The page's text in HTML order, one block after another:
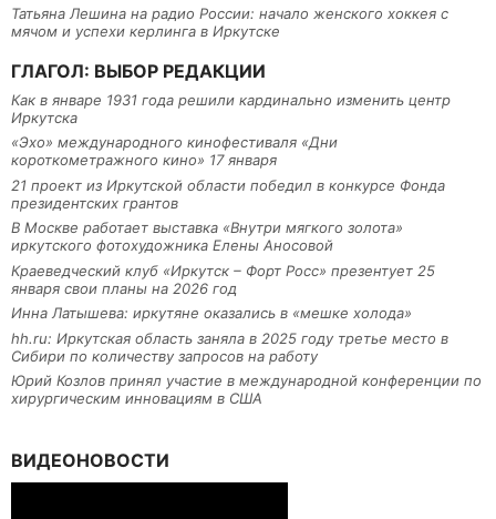
Татьяна Лешина на радио России: начало женского хоккея с
мячом и успехи керлинга в Иркутске
ГЛАГОЛ: ВЫБОР РЕДАКЦИИ
Как в январе 1931 года решили кардинально изменить центр
Иркутска
«Эхо» международного кинофестиваля «Дни
короткометражного кино» 17 января
21 проект из Иркутской области победил в конкурсе Фонда
президентских грантов
В Москве работает выставка «Внутри мягкого золота»
иркутского фотохудожника Елены Аносовой
Краеведческий клуб «Иркутск – Форт Росс» презентует 25
января свои планы на 2026 год
Инна Латышева: иркутяне оказались в «мешке холода»
hh.ru: Иркутская область заняла в 2025 году третье место в
Сибири по количеству запросов на работу
Юрий Козлов принял участие в международной конференции по
хирургическим инновациям в США
ВИДЕОНОВОСТИ